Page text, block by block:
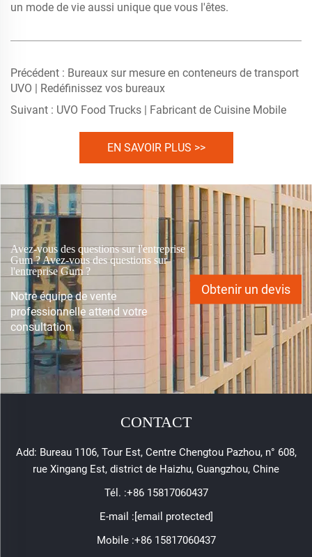
un mode de vie aussi unique que vous l'êtes.
Précédent : Bureaux sur mesure en conteneurs de transport
UVO | Redéfinissez vos bureaux
Suivant : UVO Food Trucks | Fabricant de Cuisine Mobile
EN SAVOIR PLUS >>
Avez-vous des questions sur l'entreprise
Gum ? Avez-vous des questions sur
l'entreprise Gum ?
Notre équipe de vente
professionnelle attend votre
consultation.
Obtenir un devis
CONTACT
Add: Bureau 1106, Tour Est, Centre Chengtou Pazhou, n° 608,
rue Xingang Est, district de Haizhu, Guangzhou, Chine
Tél. :+86 15817060437
E-mail :[email protected]
Mobile :+86 15817060437